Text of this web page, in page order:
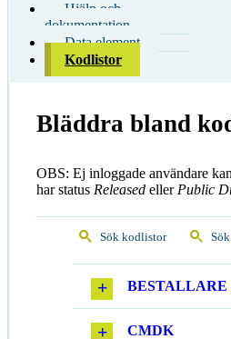
Hjälp och
dokumentation
Data element
Kodlistor
Bläddra bland
OBS: Ej inloggade användare
har status Released eller Public
Sök kodlistor
BESTALLARE
CMDK